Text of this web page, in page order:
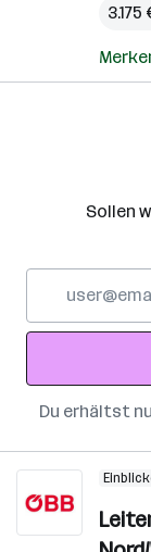
Sollen
Adresse
Du erhältst